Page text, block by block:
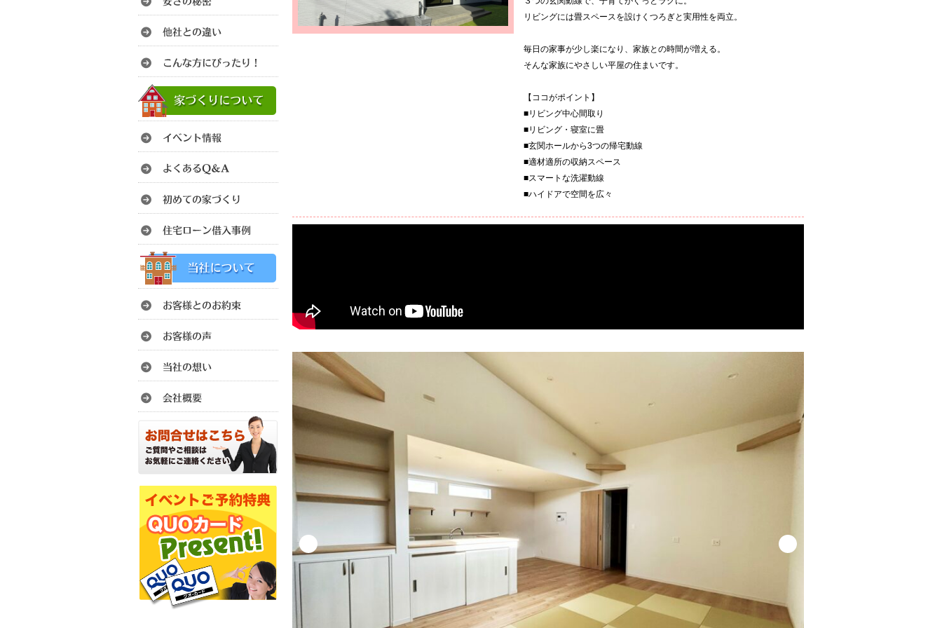
リビングには畳スペースを設けくつろぎと実用性を両立。
毎日の家事が少し楽になり、家族との時間が増える。
そんな家族にやさしい平屋の住まいです。
【ココがポイント】
■リビング中心間取り
■リビング・寝室に畳
■玄関ホールから3つの帰宅動線
■適材適所の収納スペース
■スマートな洗濯動線
■ハイドアで空間を広々